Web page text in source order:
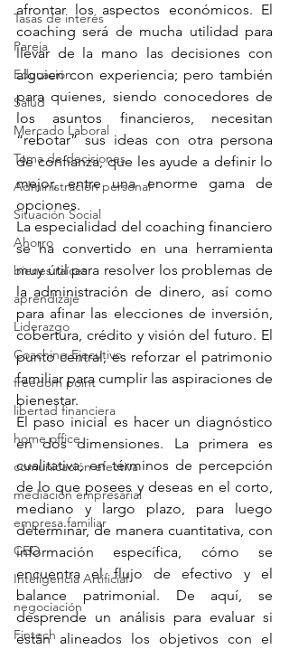
Tasas de interés
Pareja
Educación
Salud
Mercado Laboral
Toma de decisiones
Administración personal
Situación Social
Ahorro
bienes raíces
aprendizaje
Liderazgo
Coaching Ejecutivo
freedom point
libertad financiera
home office
comunicación efectiva
mediación empresarial
empresa familiar
CEO
Inteligencia Artificial
negociación
Fintech
afrontar los aspectos económicos. El
coaching será de mucha utilidad para
llevar de la mano las decisiones con
alguien con experiencia; pero también
para quienes, siendo conocedores de
los asuntos financieros, necesitan
“rebotar” sus ideas con otra persona
de confianza, que les ayude a definir lo
mejor, entre una enorme gama de
opciones.
La especialidad del coaching financiero
se ha convertido en una herramienta
muy útil para resolver los problemas de
la administración de dinero, así como
para afinar las elecciones de inversión,
cobertura, crédito y visión del futuro. El
punto central, es reforzar el patrimonio
familiar para cumplir las aspiraciones de
bienestar.
El paso inicial es hacer un diagnóstico
en dos dimensiones. La primera es
cualitativa, en términos de percepción
de lo que posees y deseas en el corto,
mediano y largo plazo, para luego
determinar, de manera cuantitativa, con
información específica, cómo se
encuentra el flujo de efectivo y el
balance patrimonial. De aquí, se
desprende un análisis para evaluar si
están alineados los objetivos con el